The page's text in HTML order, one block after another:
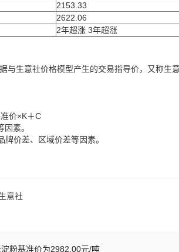
2153.33
2622.06
2年超涨 3年超涨
与生意社价格模型产生的交易指导价，又称生
价×K＋C
素。
价差、区域价差等因素。
意社
粉基准价为2982.00元/吨